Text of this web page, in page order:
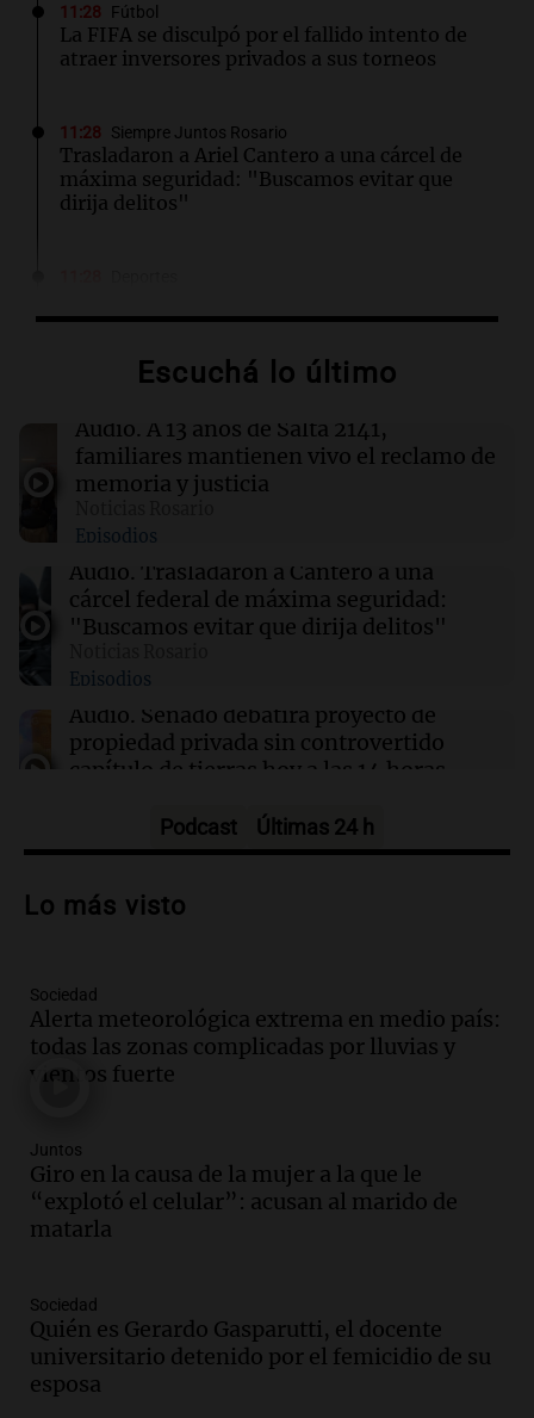
11:28 Fútbol
La FIFA se disculpó por el fallido intento de
atraer inversores privados a sus torneos
11:28 Siempre Juntos Rosario
Trasladaron a Ariel Cantero a una cárcel de
máxima seguridad: "Buscamos evitar que
dirija delitos"
unirse a un picado con jóvenes en la calle
Incendio consume 60 hectáreas en el Parque
Nacional Bromo Tengger Semeru de
Indonesia
11:17 Mundo
Renuncia del profesor negro más joven de
Cambridge tras acusaciones de plagio y dudas
sobre sus credenciales
11:10 Mundo
Venezuela inicia diálogo político con la
oposición y reabre puente fronterizo con
Colombia
Escuchá lo último
Audio. A 13 años de Salta 2141,
familiares mantienen vivo el reclamo de
memoria y justicia
Episodios
Audio. Trasladaron a Cantero a una
cárcel federal de máxima seguridad:
"Buscamos evitar que dirija delitos"
Episodios
Audio. Senado debatirá proyecto de
propiedad privada sin controvertido
capítulo de tierras hoy a las 14 horas
Audio.Asesinan a influencer mexicano
vivo en Culiacán, Sinaloa
Audio.
falleció tras supuesta explosión de
celular en Córdoba
Noticias
Audio.
madres buscadoras en México en medio
de crisis de desapariciones
Panorama Federal
afectan Santa Fe: recomendaciones para
los vecinos
Noticias
Episodios
Podcast Últimas 24 h
Lo más visto
Sociedad
Alerta meteorológica extrema en medio país:
todas las zonas complicadas por lluvias y
vientos fuerte
Juntos
Giro en la causa de la mujer a la que le
“explotó el celular”: acusan al marido de
matarla
Sociedad
Quién es Gerardo Gasparutti, el docente
universitario detenido por el femicidio de su
esposa